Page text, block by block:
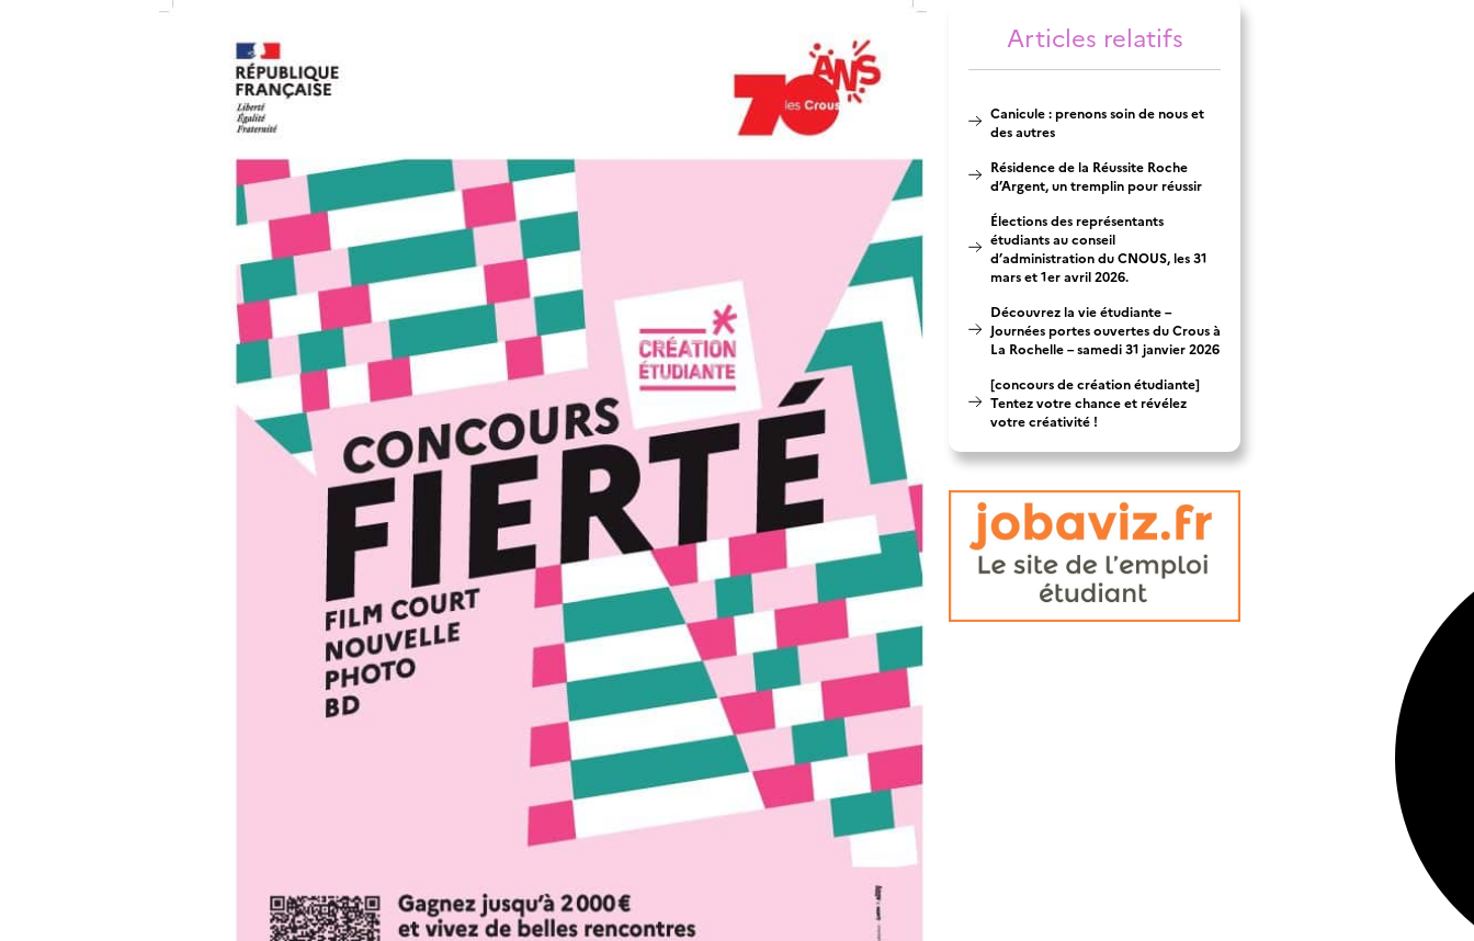
Articles relatifs
Canicule : prenons soin de nous et
des autres
Résidence de la Réussite Roche
d’Argent, un tremplin pour réussir
Élections des représentants
étudiants au conseil
d’administration du CNOUS, les 31
mars et 1er avril 2026.
Découvrez la vie étudiante –
Journées portes ouvertes du Crous à
La Rochelle – samedi 31 janvier 2026
[concours de création étudiante]
Tentez votre chance et révélez
votre créativité !